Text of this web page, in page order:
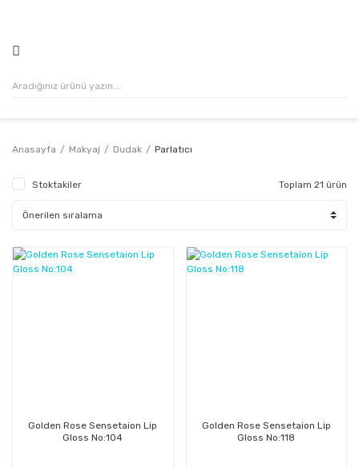
Anasayfa Makyaj Dudak Parlatıcı
Stoktakiler Toplam 21 ürün
Golden Rose Sensetaion Lip
Gloss No:104
Golden Rose Sensetaion Lip
Gloss No:118